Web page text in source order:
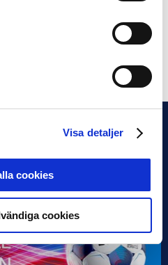
Visa detaljer
cookies
cookies